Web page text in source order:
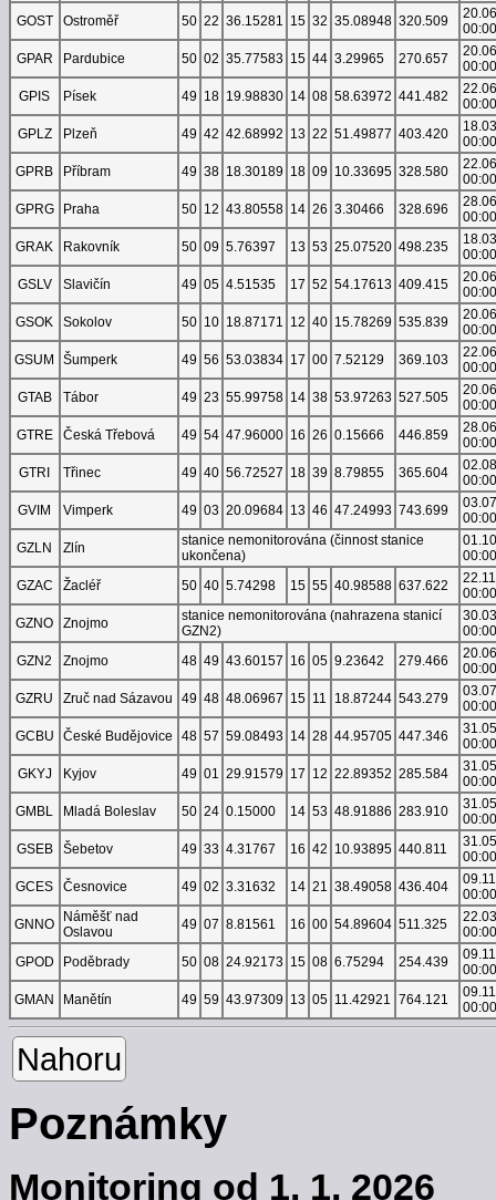
GOST
Ostroměř 50 22 36.15281 15 32 35.08948 320.509
00:00
GPAR
Pardubice 50 02 35.77583 15 44 3.29965 270.657
00:00
GPIS
Písek 49 18 19.98830 14 08 58.63972 441.482
00:00
GPLZ
Plzeň 49 42 42.68992 13 22 51.49877 403.420
00:00
GPRB
Příbram 49 38 18.30189 18 09 10.33695 328.580
00:00
GPRG
Praha 50 12 43.80558 14 26 3.30466 328.696
00:00
GRAK
Rakovník 50 09 5.76397 13 53 25.07520 498.235
00:00
GSLV
Slavičín 49 05 4.51535 17 52 54.17613 409.415
00:00
GSOK
Sokolov 50 10 18.87171 12 40 15.78269 535.839
00:00
GSUM
Šumperk 49 56 53.03834 17 00 7.52129 369.103
00:00
GTAB
Tábor 49 23 55.99758 14 38 53.97263 527.505
00:00
GTRE
Česká Třebová 49 54 47.96000 16 26 0.15666 446.859
00:00
GTRI
Třinec 49 40 56.72527 18 39 8.79855 365.604
00:00
GVIM
Vimperk 49 03 20.09684 13 46 47.24993 743.699
00:00
GZLN
Zlín
stanice nemonitorována (činnost stanice
ukončena)
00:00
GZAC
Žacléř 50 40 5.74298 15 55 40.98588 637.622
00:00
GZNO
Znojmo
stanice nemonitorována (nahrazena stanicí
GZN2)
00:00
GZN2
Znojmo 48 49 43.60157 16 05 9.23642 279.466
00:00
GZRU
Zruč nad Sázavou 49 48 48.06967 15 11 18.87244 543.279
00:00
GCBU
České Budějovice 48 57 59.08493 14 28 44.95705 447.346
00:00
GKYJ
Kyjov 49 01 29.91579 17 12 22.89352 285.584
00:00
GMBL
Mladá Boleslav 50 24 0.15000 14 53 48.91886 283.910
00:00
GSEB
Šebetov 49 33 4.31767 16 42 10.93895 440.811
00:00
GCES
Česnovice 49 02 3.31632 14 21 38.49058 436.404
00:00
GNNO
Náměšť nad
Oslavou
49 07 8.81561 16 00 54.89604 511.325
00:00
GPOD
Poděbrady 50 08 24.92173 15 08 6.75294 254.439
00:00
GMAN
Manětín 49 59 43.97309 13 05 11.42921 764.121
00:00
Nahoru
Poznámky
Monitoring od 1. 1. 2026